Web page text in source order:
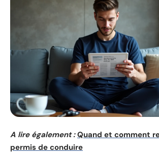
A lire également : Quand et comment
permis de conduire